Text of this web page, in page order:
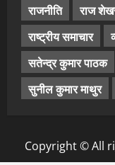
राजनीति
राज
राष्ट्रीय समाचार
सतेन्द्र कुमार पाठक
सुनील कुमार माथुर
Copyright © All